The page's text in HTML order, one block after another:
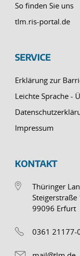
So finden Sie uns
tlm.ris-portal.de
SERVICE
Erklärung zur
Leichte Sprache -
Impressum
KONTAKT
Thüringer
Steigerstraße
99096 Erfurt
0361 21177-